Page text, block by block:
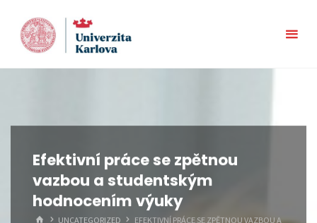
content
Efektivní práce se zpětnou
vazbou a studentským
hodnocením výuky
HOMEUNCATEGORIZED
EFEKTIVNÍ PRÁCE SE ZPĚTNOU VAZBOU A